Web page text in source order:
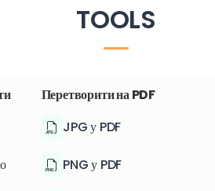
TOOLS
Перетворити на PDF
JPG у PDF
PNG у PDF